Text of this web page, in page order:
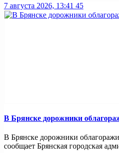
7 августа 2026, 13:41 45
В Брянске дорожники
В Брянске дорожники
сообщает Брянская городская